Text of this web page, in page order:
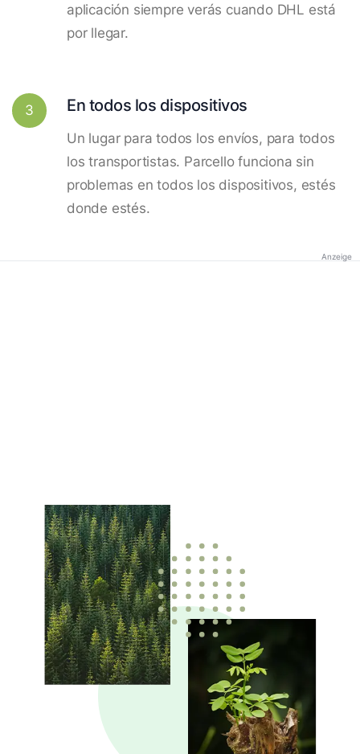
aplicación siempre verás cuando DHL está
por llegar.
3 En todos los dispositivos
Un lugar para todos los envíos, para todos
los transportistas. Parcello funciona sin
problemas en todos los dispositivos, estés
donde estés.
Anzeige